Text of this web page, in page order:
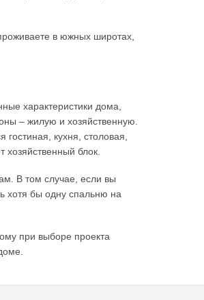
в южных широтах,
характеристики дома,
– жилую и хозяйственную.
кухня, столовая,
блок.
В том случае, если вы
хотя бы одну спальню на
при выборе проекта